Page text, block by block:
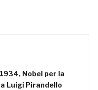
Nobel per la
Luigi Pirandello